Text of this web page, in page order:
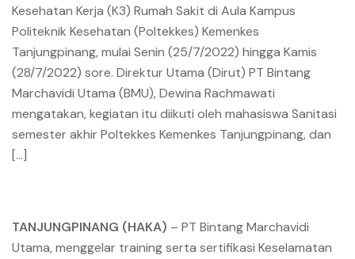
Kesehatan Kerja (K3) Rumah Sakit di Aula Kampus
Politeknik Kesehatan (Poltekkes) Kemenkes
Tanjungpinang, mulai Senin (25/7/2022) hingga Kamis
(28/7/2022) sore. Direktur Utama (Dirut) PT Bintang
Marchavidi Utama (BMU), Dewina Rachmawati
mengatakan, kegiatan itu diikuti oleh mahasiswa Sanitasi
semester akhir Poltekkes Kemenkes Tanjungpinang, dan
[…]
TANJUNGPINANG (HAKA) – PT Bintang Marchavidi
Utama, menggelar training serta sertifikasi Keselamatan